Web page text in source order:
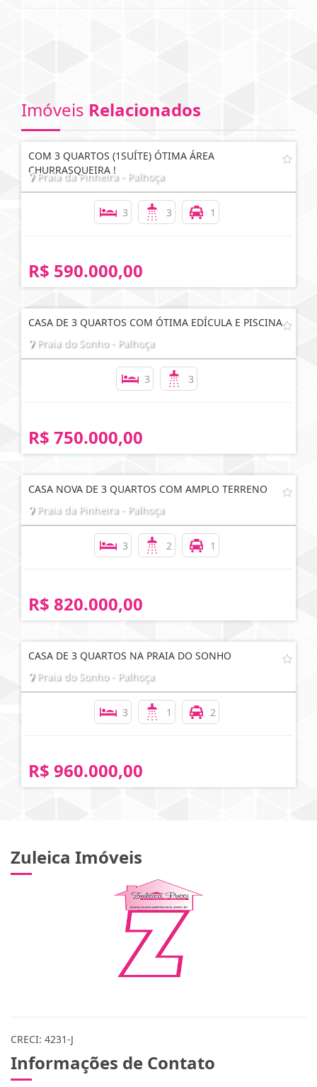
Imóveis Relacionados
COM 3 QUARTOS (1SUÍTE) ÓTIMA ÁREA
CHURRASQUEIRA !
Praia da Pinheira - Palhoça
3 3 1
R$ 590.000,00
CASA DE 3 QUARTOS COM ÓTIMA EDÍCULA E PISCINA
Praia do Sonho - Palhoça
3 3
R$ 750.000,00
CASA NOVA DE 3 QUARTOS COM AMPLO TERRENO
Praia da Pinheira - Palhoça
3 2 1
R$ 820.000,00
CASA DE 3 QUARTOS NA PRAIA DO SONHO
Praia do Sonho - Palhoça
3 1 2
R$ 960.000,00
Zuleica Imóveis
CRECI: 4231-J
Informações de Contato